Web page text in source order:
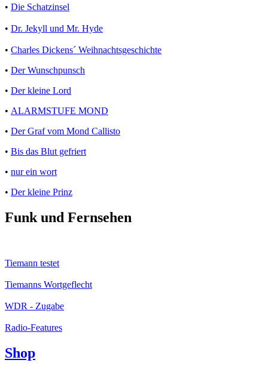
• Die Schatzinsel
• Dr. Jekyll und Mr. Hyde
• Charles Dickens´ Weihnachtsgeschichte
• Der Wunschpunsch
• Der kleine Lord
• ALARMSTUFE MOND
• Der Graf vom Mond Callisto
• Bis das Blut gefriert
• nur ein wort
• Der kleine Prinz
Funk und Fernsehen
Tiemann testet
Tiemanns Wortgeflecht
WDR - Zugabe
Radio-Features
Shop